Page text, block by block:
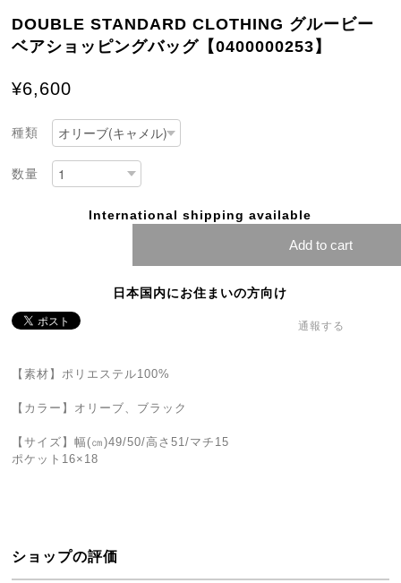
DOUBLE STANDARD CLOTHING グルービー
ベアショッピングバッグ【0400000253】
¥6,600
種類
数量
International shipping available
Add to cart
日本国内にお住まいの方向け
通報する
【素材】ポリエステル100%
【カラー】オリーブ、ブラック
【サイズ】幅(㎝)49/50/高さ51/マチ15
ポケット16×18
ショップの評価